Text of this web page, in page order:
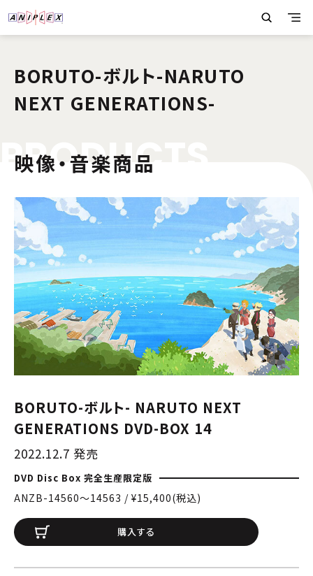
BORUTO-ボルト-NARUTO
NEXT GENERATIONS-
PRODUC
映像・音楽商品
BORUTO-ボルト- NARUTO NEXT
GENERATIONS DVD-BOX 14
2022.12.7 発売
DVD Disc Box 完全生産限定版
ANZB-14560〜14563 / ¥15,400(税込)
購入する